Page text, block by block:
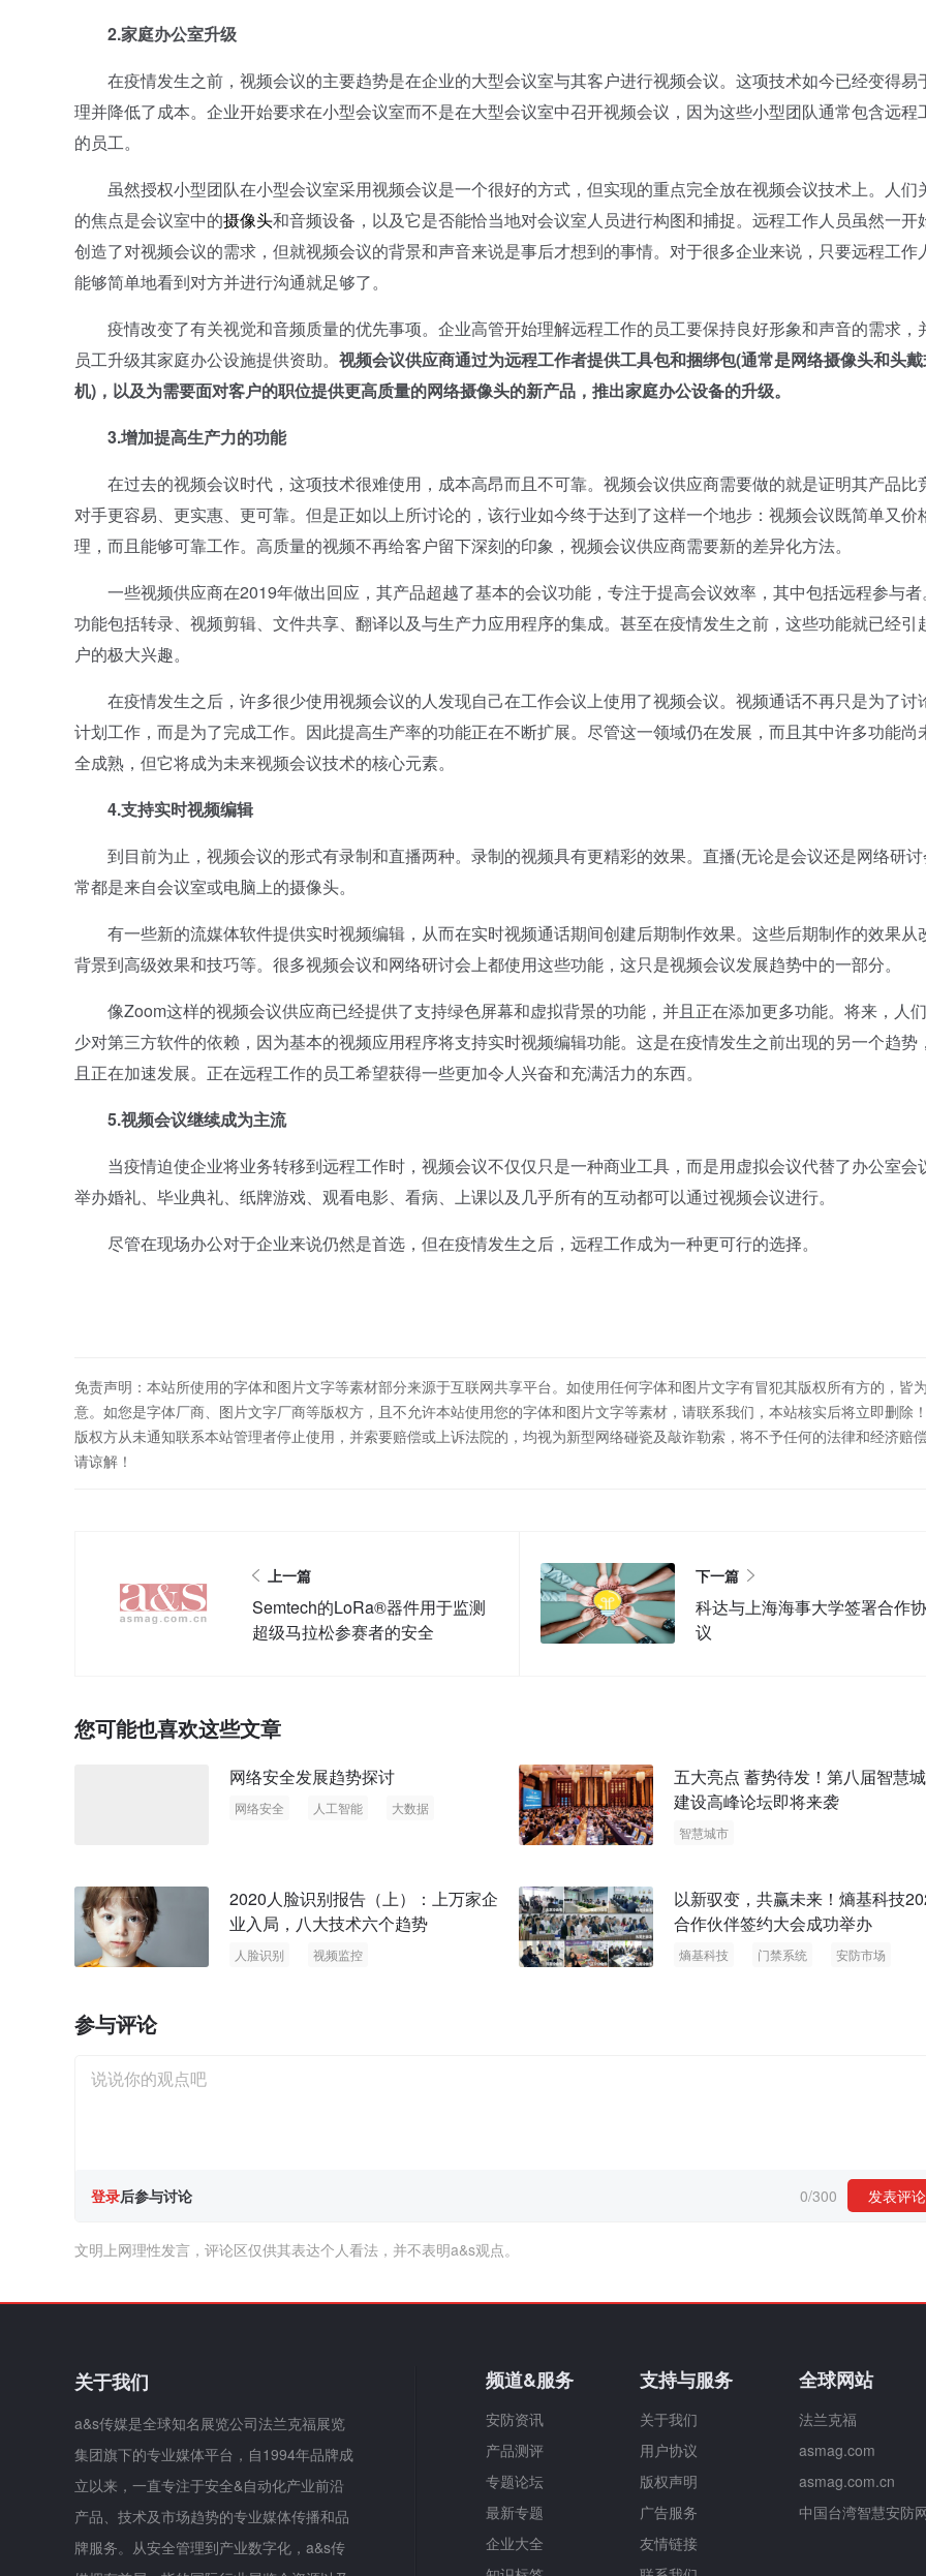
2.家庭办公室升级
在疫情发生之前，视频会议的主要趋势是在企业的大型会议室与其客户进行视频会议。这项技术如今已经变得易
理并降低了成本。企业开始要求在小型会议室而不是在大型会议室中召开视频会议，因为这些小型团队通常包含远程
的员工。
虽然授权小型团队在小型会议室采用视频会议是一个很好的方式，但实现的重点完全放在视频会议技术上。人们
的焦点是会议室中的摄像头和音频设备，以及它是否能恰当地对会议室人员进行构图和捕捉。远程工作人员虽然一开
创造了对视频会议的需求，但就视频会议的背景和声音来说是事后才想到的事情。对于很多企业来说，只要远程工作
能够简单地看到对方并进行沟通就足够了。
疫情改变了有关视觉和音频质量的优先事项。企业高管开始理解远程工作的员工要保持良好形象和声音的需求，
员工升级其家庭办公设施提供资助。 视频会议供应商通过为远程工作者提供工具包和捆绑包(通常是网络摄像头和头
机)，以及为需要面对客户的职位提供更高质量的网络摄像头的新产品，推出家庭办公设备的升级。
3.增加提高生产力的功能
在过去的视频会议时代，这项技术很难使用，成本高昂而且不可靠。视频会议供应商需要做的就是证明其产品比
对手更容易、更实惠、更可靠。但是正如以上所讨论的，该行业如今终于达到了这样一个地步：视频会议既简单又价
理，而且能够可靠工作。高质量的视频不再给客户留下深刻的印象，视频会议供应商需要新的差异化方法。
一些视频供应商在2019年做出回应，其产品超越了基本的会议功能，专注于提高会议效率，其中包括远程参与者
功能包括转录、视频剪辑、文件共享、翻译以及与生产力应用程序的集成。甚至在疫情发生之前，这些功能就已经引
户的极大兴趣。
在疫情发生之后，许多很少使用视频会议的人发现自己在工作会议上使用了视频会议。视频通话不再只是为了讨
计划工作，而是为了完成工作。因此提高生产率的功能正在不断扩展。尽管这一领域仍在发展，而且其中许多功能尚
全成熟，但它将成为未来视频会议技术的核心元素。
4.支持实时视频编辑
到目前为止，视频会议的形式有录制和直播两种。录制的视频具有更精彩的效果。直播(无论是会议还是网络研讨
常都是来自会议室或电脑上的摄像头。
有一些新的流媒体软件提供实时视频编辑，从而在实时视频通话期间创建后期制作效果。这些后期制作的效果从
背景到高级效果和技巧等。很多视频会议和网络研讨会上都使用这些功能，这只是视频会议发展趋势中的一部分。
像Zoom这样的视频会议供应商已经提供了支持绿色屏幕和虚拟背景的功能，并且正在添加更多功能。将来，人
少对第三方软件的依赖，因为基本的视频应用程序将支持实时视频编辑功能。这是在疫情发生之前出现的另一个趋势
且正在加速发展。正在远程工作的员工希望获得一些更加令人兴奋和充满活力的东西。
5.视频会议继续成为主流
当疫情迫使企业将业务转移到远程工作时，视频会议不仅仅只是一种商业工具，而是用虚拟会议代替了办公室会
举办婚礼、毕业典礼、纸牌游戏、观看电影、看病、上课以及几乎所有的互动都可以通过视频会议进行。
尽管在现场办公对于企业来说仍然是首选，但在疫情发生之后，远程工作成为一种更可行的选择。
免责声明：本站所使用的字体和图片文字等素材部分来源于互联网共享平台。如使用任何字体和图片文字有冒犯其版权所有方的，皆
意。如您是字体厂商、图片文字厂商等版权方，且不允许本站使用您的字体和图片文字等素材，请联系我们，本站核实后将立即删除
版权方从未通知联系本站管理者停止使用，并索要赔偿或上诉法院的，均视为新型网络碰瓷及敲诈勒索，将不予任何的法律和经济赔
请谅解！
上一篇
Semtech的LoRa®器件用于监测
超级马拉松参赛者的安全
下一篇
科达与上海海事大学签署合作协
议
您可能也喜欢这些文章
网络安全发展趋势探讨
网络安全 人工智能 大数据
五大亮点 蓄势待发！第八届智慧
建设高峰论坛即将来袭
智慧城市
2020人脸识别报告（上）：上万家企
业入局，八大技术六个趋势
人脸识别 视频监控
以新驭变，共赢未来！熵基科技
合作伙伴签约大会成功举办
熵基科技 门禁系统 安防市场
参与评论
登录后参与讨论 0/300 发表评论
文明上网理性发言，评论区仅供其表达个人看法，并不表明a&s观点。
关于我们
a&s传媒是全球知名展览公司法兰克福展览
集团旗下的专业媒体平台，自1994年品牌成
立以来，一直专注于安全&自动化产业前沿
产品、技术及市场趋势的专业媒体传播和品
牌服务。从安全管理到产业数字化，a&s传
频道&服务
安防资讯
产品测评
专题论坛
最新专题
企业大全
支持与服务
关于我们
用户协议
版权声明
广告服务
友情链接
全球网站
法兰克福
asmag.com
asmag.com.cn
中国台湾智慧安防